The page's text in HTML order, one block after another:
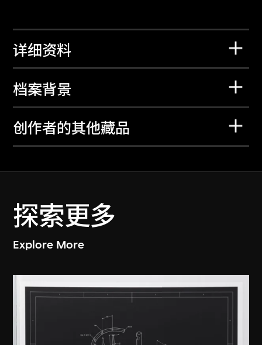
详细资料
档案背景
创作者的其他藏品
探索更多
Explore More